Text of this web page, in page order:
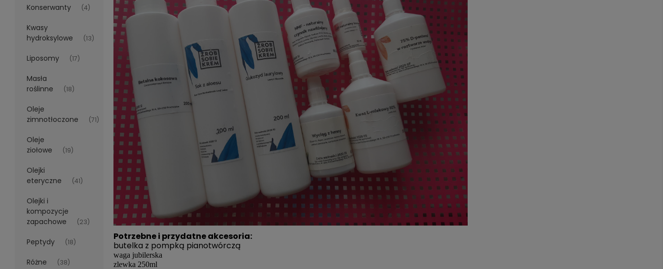
Konserwanty (4)
Kwasy
hydroksylowe
(13)
Liposomy (17)
Masła
roślinne
(18)
Oleje
zimnotłoczone
(71)
Oleje
ziołowe
(19)
Olejki
eteryczne
(41)
Olejki i
kompozycje
zapachowe
(23)
Peptydy (18)
Różne (38)
Potrzebne i przydatne akcesoria:
butelka z pompką pianotwórczą
waga jubilerska
zlewka 250ml